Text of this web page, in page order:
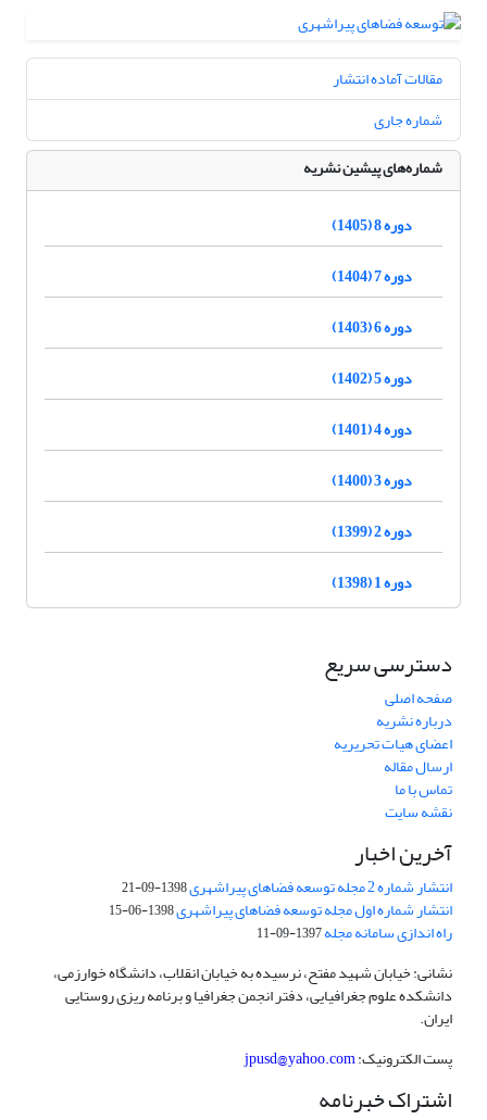
مقالات آماده انتشار
شماره جاری
شماره‌های پیشین نشریه
دوره 8 (1405)
دوره 7 (1404)
دوره 6 (1403)
دوره 5 (1402)
دوره 4 (1401)
دوره 3 (1400)
دوره 2 (1399)
دوره 1 (1398)
دسترسی سریع
صفحه اصلی
درباره نشریه
اعضای هیات تحریریه
ارسال مقاله
تماس با ما
نقشه سایت
آخرین اخبار
انتشار شماره 2 مجله توسعه فضاهای پیراشهری 1398-09-21
انتشار شماره اول مجله توسعه فضاهای پیراشهری1398-06-15
راه اندازی سامانه مجله1397-09-11
نشانی: خیابان شهید مفتح، نرسیده به خیابان انقلاب، دانشگاه خوارزمی،
دانشکده علوم جغرافیایی، دفتر انجمن جغرافیا و برنامه ریزی روستایی
ایران.
پست الکترونیک:jpusd@yahoo.com
اشتراک خبرنامه